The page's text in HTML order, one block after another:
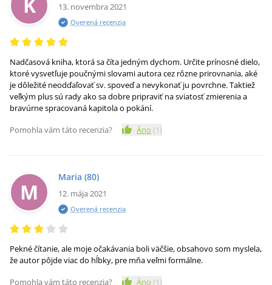
13. novembra 2021
Overená recenzia
Nadčasová kniha, ktorá sa číta jedným dychom. Určite prínosné dielo,
ktoré vysvetľuje poučnými slovami autora cez rôzne prirovnania, aké
je dôležité neodďaľovať sv. spoveď a nevykonať ju povrchne. Taktiež
veľkým plus sú rady ako sa dobre pripraviť na sviatosť zmierenia a
bravúrne spracovaná kapitola o pokání.
Pomohla vám táto recenzia?
Áno (1)
M
Maria (80)
12. mája 2021
Overená recenzia
Pekné čítanie, ale moje očakávania boli väčšie, obsahovo som myslela,
že autor pôjde viac do hĺbky, pre mňa veľmi formálne.
Pomohla vám táto recenzia?
Áno (1)